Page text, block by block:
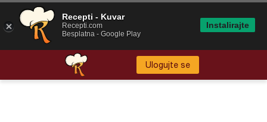
Ulogujte se
Recepti - Kuvar
Recepti.com
Besplatna - Google Play
Instalirajte